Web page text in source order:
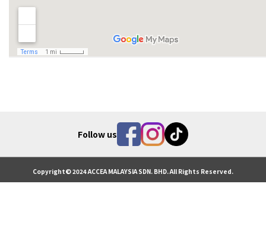
Follow us
Copyright© 2024 ACCEA MALAYSIA SDN. BHD. All Rights Reserved.